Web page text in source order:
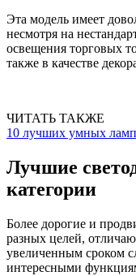
Эта модель имеет
несмотря на
освещения торговых
также в качестве
ЧИТАТЬ ТАКЖЕ
10 лучших умных
Лучшие
категории
Более дорогие и
разных целей,
увеличенным сроком
интересными